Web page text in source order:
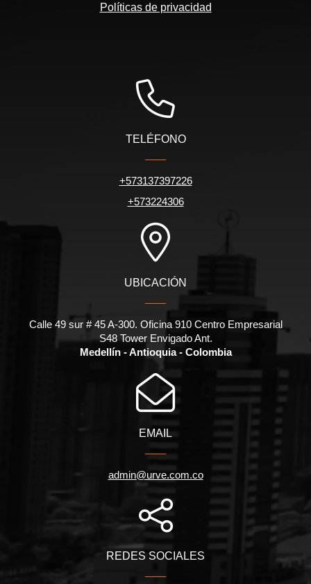
Políticas de privacidad
TELÉFONO
+573137397226
+573224306
UBICACIÓN
Calle 49 sur # 45 A-300. Oficina 910 Centro Empresarial
S48 Tower Envigado Ant.
Medellín - Antioquia - Colombia
EMAIL
admin@urve.com.co
REDES SOCIALES